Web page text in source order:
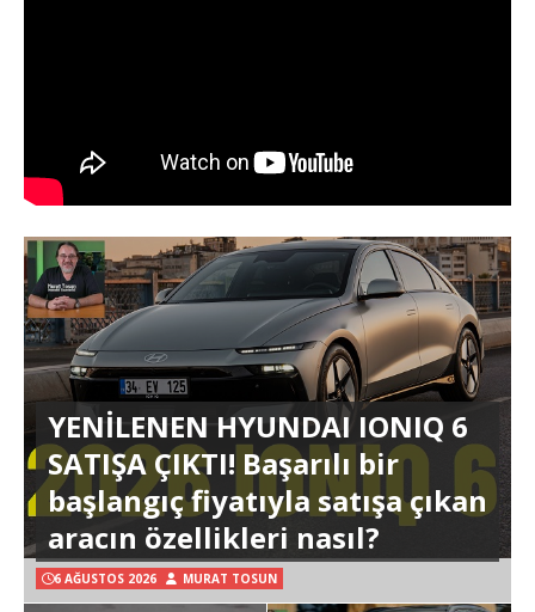
YENİLENEN HYUNDAI IONIQ 6
SATIŞA ÇIKTI! Başarılı bir
başlangıç fiyatıyla satışa çıkan
aracın özellikleri nasıl?
6 AĞUSTOS 2026 MURAT TOSUN